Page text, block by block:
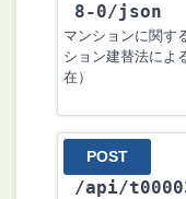
8-0/json
マンションに関す
ション建替法によ
在）
POST
/api/